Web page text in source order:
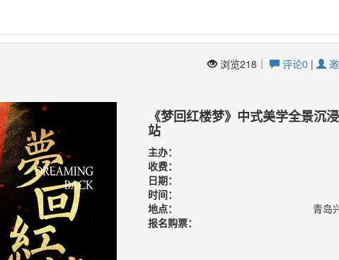
浏览218｜ 评论0 |
《梦回红楼梦》中式美学全景沉
站
主办：
收费：
日期：
时间：
地点：
青岛
报名购票：